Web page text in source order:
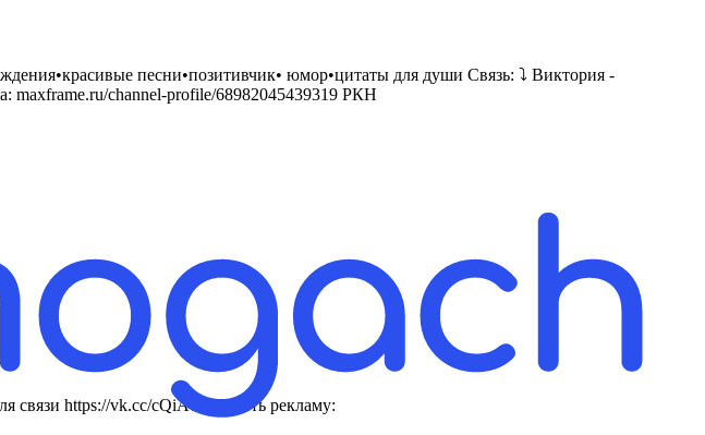
песни•позитивчик• юмор•цитаты для души Связь: ⤵️ Виктория -
maxframe.ru/channel-profile/68982045439319 РКН
связи https://vk.cc/cQiA0u Купить рекламу: